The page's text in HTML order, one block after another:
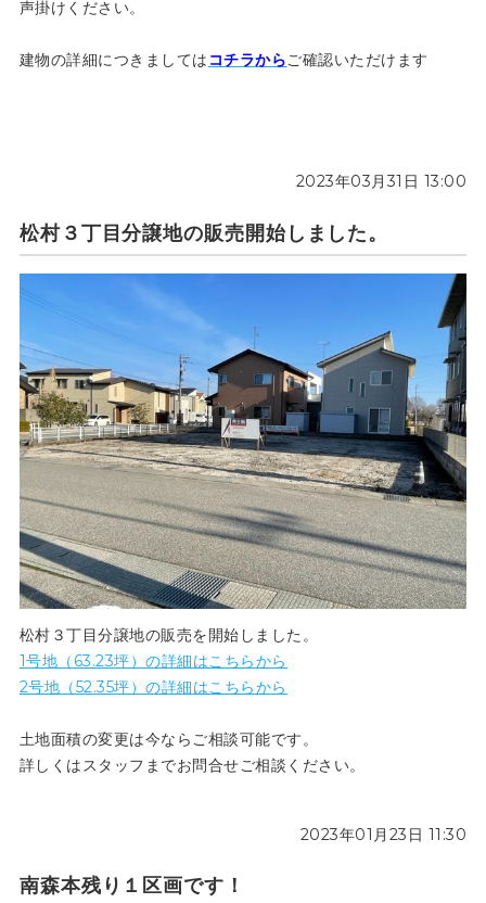
声掛けください。
建物の詳細につきましては コチラからご確認いただけます
2023年03月31日 13:00
松村３丁目分譲地の販売開始しました。
松村３丁目分譲地の販売を開始しました。
1号地（63.23坪）の詳細はこちらから
2号地（52.35坪）の詳細はこちらから
土地面積の変更は今ならご相談可能です。
詳しくはスタッフまでお問合せご相談ください。
2023年01月23日 11:30
南森本残り１区画です！